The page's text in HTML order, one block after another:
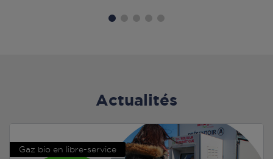
Actualités
Gaz bio en libre-service